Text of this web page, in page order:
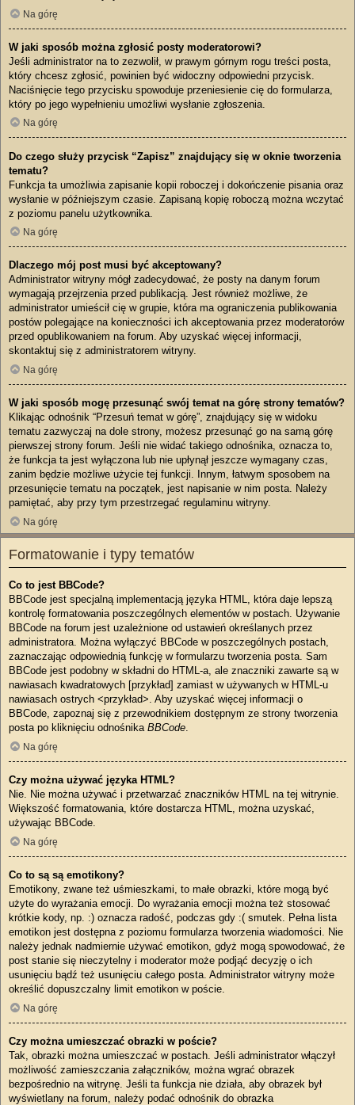
Na górę
W jaki sposób można zgłosić posty moderatorowi?
Jeśli administrator na to zezwolił, w prawym górnym rogu treści posta,
który chcesz zgłosić, powinien być widoczny odpowiedni przycisk.
Naciśnięcie tego przycisku spowoduje przeniesienie cię do formularza,
który po jego wypełnieniu umożliwi wysłanie zgłoszenia.
Na górę
Do czego służy przycisk “Zapisz” znajdujący się w oknie tworzenia
tematu?
Funkcja ta umożliwia zapisanie kopii roboczej i dokończenie pisania oraz
wysłanie w późniejszym czasie. Zapisaną kopię roboczą można wczytać
z poziomu panelu użytkownika.
Na górę
Dlaczego mój post musi być akceptowany?
Administrator witryny mógł zadecydować, że posty na danym forum
wymagają przejrzenia przed publikacją. Jest również możliwe, że
administrator umieścił cię w grupie, która ma ograniczenia publikowania
postów polegające na konieczności ich akceptowania przez moderatorów
przed opublikowaniem na forum. Aby uzyskać więcej informacji,
skontaktuj się z administratorem witryny.
Na górę
W jaki sposób mogę przesunąć swój temat na górę strony tematów?
Klikając odnośnik “Przesuń temat w górę”, znajdujący się w widoku
tematu zazwyczaj na dole strony, możesz przesunąć go na samą górę
pierwszej strony forum. Jeśli nie widać takiego odnośnika, oznacza to,
że funkcja ta jest wyłączona lub nie upłynął jeszcze wymagany czas,
zanim będzie możliwe użycie tej funkcji. Innym, łatwym sposobem na
przesunięcie tematu na początek, jest napisanie w nim posta. Należy
pamiętać, aby przy tym przestrzegać regulaminu witryny.
Na górę
Formatowanie i typy tematów
Co to jest BBCode?
BBCode jest specjalną implementacją języka HTML, która daje lepszą
kontrolę formatowania poszczególnych elementów w postach. Używanie
BBCode na forum jest uzależnione od ustawień określanych przez
administratora. Można wyłączyć BBCode w poszczególnych postach,
zaznaczając odpowiednią funkcję w formularzu tworzenia posta. Sam
BBCode jest podobny w składni do HTML-a, ale znaczniki zawarte są w
nawiasach kwadratowych [przykład] zamiast w używanych w HTML-u
nawiasach ostrych <przykład>. Aby uzyskać więcej informacji o
BBCode, zapoznaj się z przewodnikiem dostępnym ze strony tworzenia
posta po kliknięciu odnośnika BBCode.
Na górę
Czy można używać języka HTML?
Nie. Nie można używać i przetwarzać znaczników HTML na tej witrynie.
Większość formatowania, które dostarcza HTML, można uzyskać,
używając BBCode.
Na górę
Co to są są emotikony?
Emotikony, zwane też uśmieszkami, to małe obrazki, które mogą być
użyte do wyrażania emocji. Do wyrażania emocji można też stosować
krótkie kody, np. :) oznacza radość, podczas gdy :( smutek. Pełna lista
emotikon jest dostępna z poziomu formularza tworzenia wiadomości. Nie
należy jednak nadmiernie używać emotikon, gdyż mogą spowodować, że
post stanie się nieczytelny i moderator może podjąć decyzję o ich
usunięciu bądź też usunięciu całego posta. Administrator witryny może
określić dopuszczalny limit emotikon w poście.
Na górę
Czy można umieszczać obrazki w poście?
Tak, obrazki można umieszczać w postach. Jeśli administrator włączył
możliwość zamieszczania załączników, można wgrać obrazek
bezpośrednio na witrynę. Jeśli ta funkcja nie działa, aby obrazek był
wyświetlany na forum, należy podać odnośnik do obrazka